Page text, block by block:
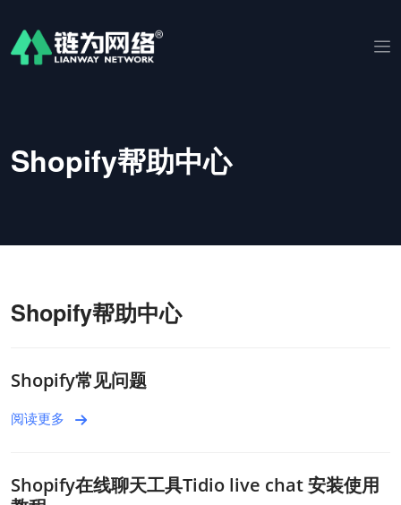
Shopify帮助中心
Shopify帮助中心
Shopify常见问题
阅读更多
Shopify在线聊天工具Tidio live chat 安装使用